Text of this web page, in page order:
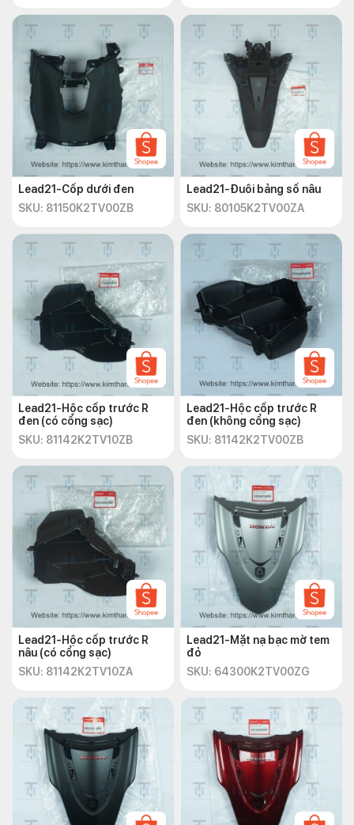
Lead21-Cốp dưới đen
SKU: 81150K2TV00ZB
Lead21-Đuôi bảng số nâu
SKU: 80105K2TV00ZA
Lead21-Hộc cốp trước R
đen (có cổng sạc)
SKU: 81142K2TV10ZB
Lead21-Hộc cốp trước R
đen (không cổng sạc)
SKU: 81142K2TV00ZB
Lead21-Hộc cốp trước R
nâu (có cổng sạc)
SKU: 81142K2TV10ZA
Lead21-Mặt nạ bạc mờ tem
đỏ
SKU: 64300K2TV00ZG